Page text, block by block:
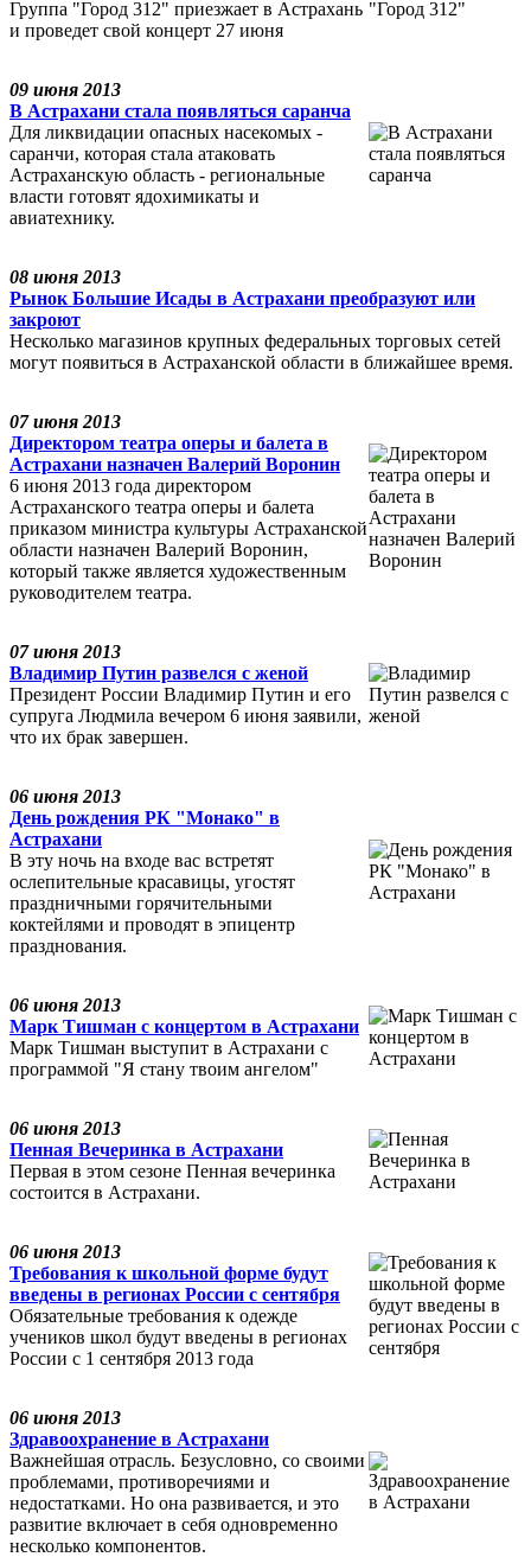
Группа "Город 312" приезжает в Астрахань
и проведет свой концерт 27 июня
09 июня 2013
В Астрахани стала появляться саранча
Для ликвидации опасных насекомых -
саранчи, которая стала атаковать
Астраханскую область - региональные
власти готовят ядохимикаты и
авиатехнику.
08 июня 2013
Рынок Большие Исады в Астрахани преобразуют или
закроют
Несколько магазинов крупных федеральных торговых сетей
могут появиться в Астраханской области в ближайшее время.
07 июня 2013
Директором театра оперы и балета в
Астрахани назначен Валерий Воронин
6 июня 2013 года директором
Астраханского театра оперы и балета
приказом министра культуры Астраханской
области назначен Валерий Воронин,
который также является художественным
руководителем театра.
07 июня 2013
Владимир Путин развелся с женой
Президент России Владимир Путин и его
супруга Людмила вечером 6 июня заявили,
что их брак завершен.
06 июня 2013
День рождения РК "Монако" в
Астрахани
В эту ночь на входе вас встретят
ослепительные красавицы, угостят
праздничными горячительными
коктейлями и проводят в эпицентр
празднования.
06 июня 2013
Марк Тишман с концертом в Астрахани
Марк Тишман выступит в Астрахани с
программой "Я стану твоим ангелом"
06 июня 2013
Пенная Вечеринка в Астрахани
Первая в этом сезоне Пенная вечеринка
состоится в Астрахани.
06 июня 2013
Требования к школьной форме будут
введены в регионах России с сентября
Обязательные требования к одежде
учеников школ будут введены в регионах
России с 1 сентября 2013 года
06 июня 2013
Здравоохранение в Астрахани
Важнейшая отрасль. Безусловно, со своими
проблемами, противоречиями и
недостатками. Но она развивается, и это
развитие включает в себя одновременно
несколько компонентов.